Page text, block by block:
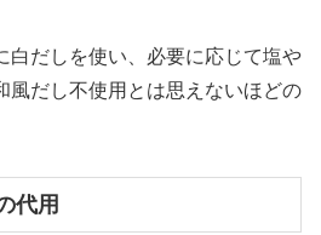
白だしを使い、必要に応じて塩や
風だし不使用とは思えないほどの
代用